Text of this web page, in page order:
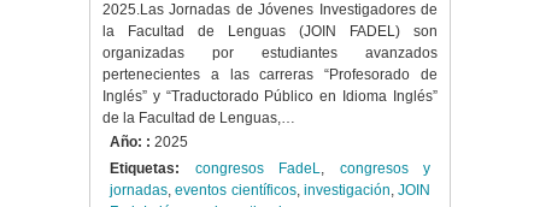
2025.Las Jornadas de Jóvenes Investigadores de
la Facultad de Lenguas (JOIN FADEL) son
organizadas por estudiantes avanzados
pertenecientes a las carreras “Profesorado de
Inglés” y “Traductorado Público en Idioma Inglés”
de la Facultad de Lenguas,…
Año: : 2025
Etiquetas:
congresos FadeL, congresos y
jornadas,eventos científicos, investigación, JOIN